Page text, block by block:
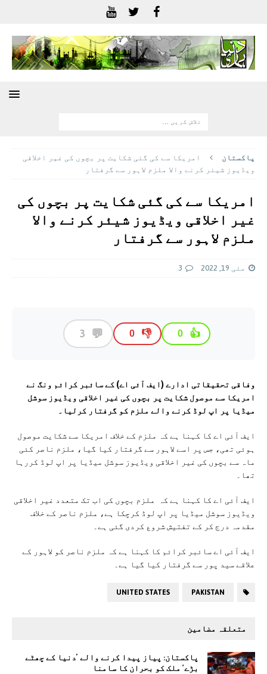
پاکستان
امریکا سے کی گئی شکایت پر بچوں کی غیر اخلاقی
ویڈیوز شیئر کرنے والا ملزم لاہور سے گرفتار
امریکا سے کی گئی شکایت پر بچوں کی
غیر اخلاقی ویڈیوز شیئر کرنے والا
ملزم لاہور سے گرفتار
مئی 19, 2022 3
👍
0
👎
0
💬
3
وفاقی تحقیقاتی ادارے (ایف آئی اے) کے سائبر کرائم ونگ نے
امریکا سے موصول شکایت پر بچوں کی غير اخلاقی ويڈيوز سوشل
ميڈيا پر اپ لوڈ کرنے والے ملزم کو گرفتار کرلیا۔
ایف آئی اے کا کہنا ہے کہ ملزم کے خلاف امریکا سے شکايت موصول
ہوئی تھی، جس پر اسے لاہور سے گرفتار کيا گيا، ملزم ناصر کئی
ماہ سے بچوں کی غير اخلاقی ويڈيوز سوشل ميڈيا پر اپ لوڈ کررہا
تھا۔
ایف آئی اے کا کہنا ہے کہ ملزم بچوں کی اب تک متعدد غیر اخلاقی
ويڈيوز سوشل ميڈيا پر اپ لوڈ کرچکا ہے، ملزم ناصر کے خلاف
مقدمہ درج کر کے تفتیش شروع کردی گئی ہے۔
ایف آئی اے سائبر کرائم کا کہنا ہے کہ ملزم ناصر کو لاہور کے
علاقے سيد پور سے گرفتار کيا گيا ہے۔
PAKISTAN
UNITED STATES
متعلقہ مضامین
پاکستان: پیاز پیدا کرنے والے ’دنیا کے چھٹے
بڑے‘ ملک کو بحران کا سامنا